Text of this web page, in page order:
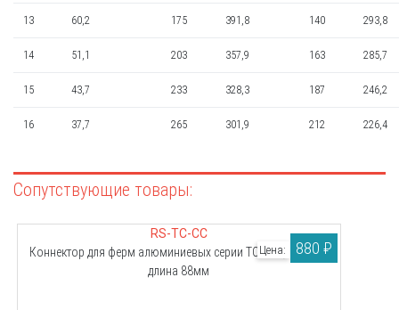
13 60,2 175 391,8 140 293,8
14 51,1 203 357,9 163 285,7
15 43,7 233 328,3 187 246,2
16 37,7 265 301,9 212 226,4
RS-TC-CC
Коннектор для ферм алюминиевых серии TC-Q30, TC-Q40,
длина 88мм
Цена: 880 ₽